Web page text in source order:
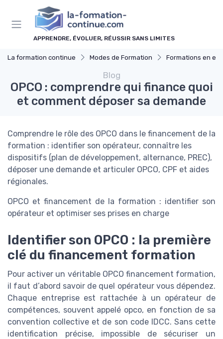
APPRENDRE, ÉVOLUER, RÉUSSIR SANS LIMITES
La formation continue Modes de Formation Formations en
Blog
OPCO : comprendre qui finance quoi
et comment déposer sa demande
Comprendre le rôle des OPCO dans le financement de la
formation : identifier son opérateur, connaître les
dispositifs (plan de développement, alternance, PREC),
déposer une demande et articuler OPCO, CPF et aides
régionales.
OPCO et financement de la formation : identifier son
opérateur et optimiser ses prises en charge
Identifier son OPCO : la première
clé du financement formation
Pour activer un véritable OPCO financement formation,
il faut d’abord savoir de quel opérateur vous dépendez.
Chaque entreprise est rattachée à un opérateur de
compétences, souvent appelé opco, en fonction de sa
convention collective et de son code IDCC. Sans cette
identification précise, impossible de sécuriser un
Panneau de gestion des cookies